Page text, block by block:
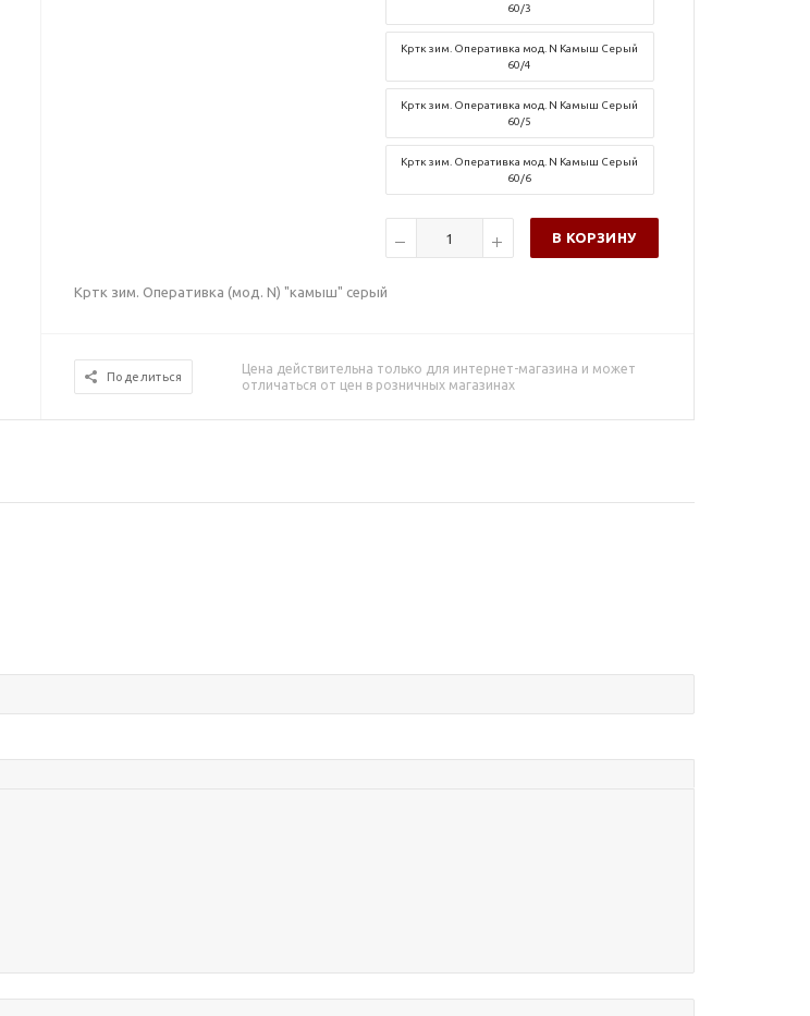
60/3
Кртк зим. Оперативка мод. N Камыш Серый
60/4
Кртк зим. Оперативка мод. N Камыш Серый
60/5
Кртк зим. Оперативка мод. N Камыш Серый
60/6
В КОРЗИНУ
Кртк зим. Оперативка (мод. N) "камыш" серый
Поделиться
Цена действительна только для интернет-магазина и может
отличаться от цен в розничных магазинах